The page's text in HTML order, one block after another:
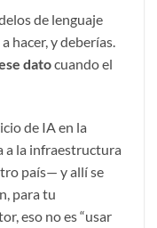
de lenguaje
hacer, y deberías.
datocuando el
de IA en la
a la infraestructura
país— y allí se
para tu
eso no es “usar